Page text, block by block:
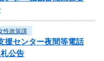
性政策課
援センター夜間等電話
公告